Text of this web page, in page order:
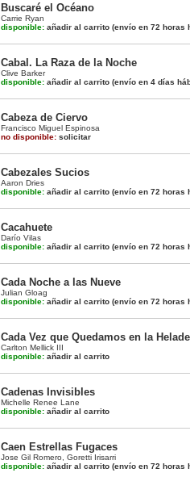
Buscaré el Océano
Carrie Ryan
disponible: añadir al carrito (envío en 72 horas
Cabal. La Raza de la Noche
Clive Barker
disponible: añadir al carrito (envío en 4 días
Cabeza de Ciervo
Francisco Miguel Espinosa
no disponible: solicitar
Cabezales Sucios
Aaron Dries
disponible: añadir al carrito (envío en 72 horas
Cacahuete
Darío Vilas
disponible: añadir al carrito (envío en 72 horas
Cada Noche a las Nueve
Julian Gloag
disponible: añadir al carrito (envío en 72 horas
Cada Vez que Quedamos en la
Carlton Mellick III
disponible: añadir al carrito
Cadenas Invisibles
Michelle Renee Lane
disponible: añadir al carrito
Caen Estrellas Fugaces
Jose Gil Romero
Goretti Irisarri
disponible: añadir al carrito (envío en 72 horas